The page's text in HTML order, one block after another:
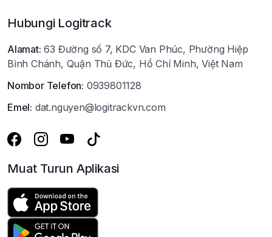
Hubungi Logitrack
Alamat: 63 Đường số 7, KDC Van Phúc, Phường Hiệp
Bình Chánh, Quận Thủ Đức, Hồ Chí Minh, Việt Nam
Nombor Telefon: 0939801128
Emel: dat.nguyen@logitrackvn.com
Muat Turun Aplikasi